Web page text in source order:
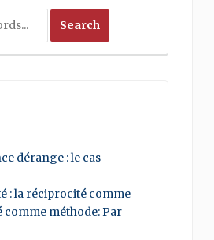
dérange : le cas
: la réciprocité comme
comme méthode: Par